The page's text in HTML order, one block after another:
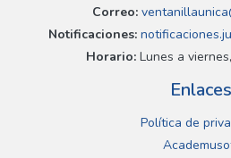
Correo:
Notificaciones:
Horario:Lunes a
Enlaces
Política de